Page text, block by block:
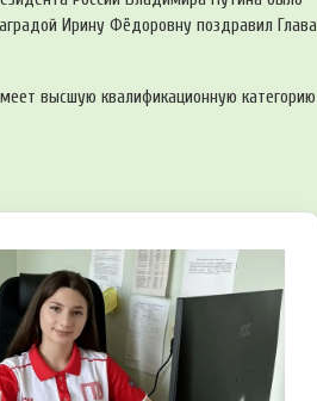
Ирину Фёдоровну поздравил Глава
высшую квалификационную категорию